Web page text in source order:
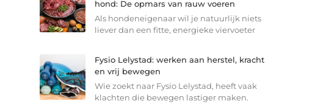
hond: De opmars van rauw voeren
Als hondeneigenaar wil je natuurlijk niets
liever dan een fitte, energieke viervoeter
Fysio Lelystad: werken aan herstel, kracht
en vrij bewegen
Wie zoekt naar Fysio Lelystad, heeft vaak
klachten die bewegen lastiger maken.